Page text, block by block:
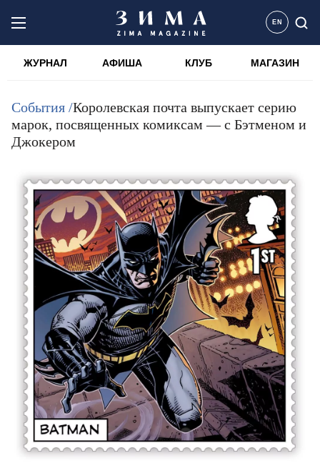
EN
ЖУРНАЛ АФИША КЛУБ МАГАЗИН
События /Королевская почта выпускает серию
марок, посвященных комиксам — с Бэтменом и
Джокером